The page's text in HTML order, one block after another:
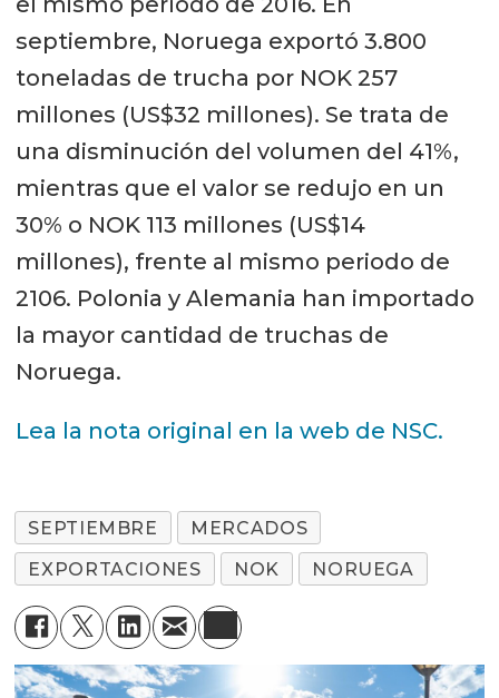
septiembre, Noruega exportó 3.800
toneladas de trucha por NOK 257
millones (US$32 millones). Se trata de
una disminución del volumen del 41%,
mientras que el valor se redujo en un
30% o NOK 113 millones (US$14
millones), frente al mismo periodo de
2106. Polonia y Alemania han importado
la mayor cantidad de truchas de
Noruega.
Lea la nota original en la web de NSC.
SEPTIEMBRE
MERCADOS
EXPORTACIONES
NOK NORUEGA